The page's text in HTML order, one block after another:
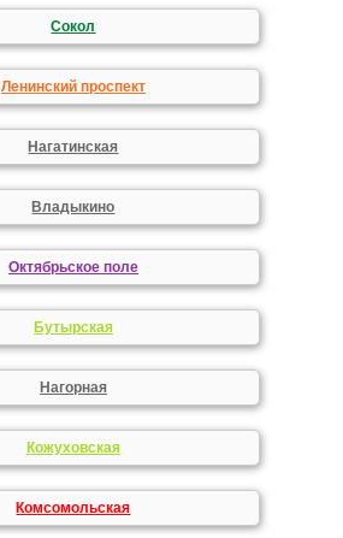
Сокол
Ленинский проспект
Нагатинская
Владыкино
Октябрьское поле
Бутырская
Нагорная
Кожуховская
Комсомольская